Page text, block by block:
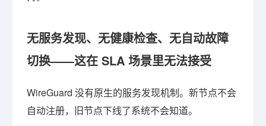
无服务发现、无健康检查、无自动故障
切换——这在 SLA 场景里无法接受
WireGuard 没有原生的服务发现机制。新节点不会
自动注册，旧节点下线了系统不会知道。